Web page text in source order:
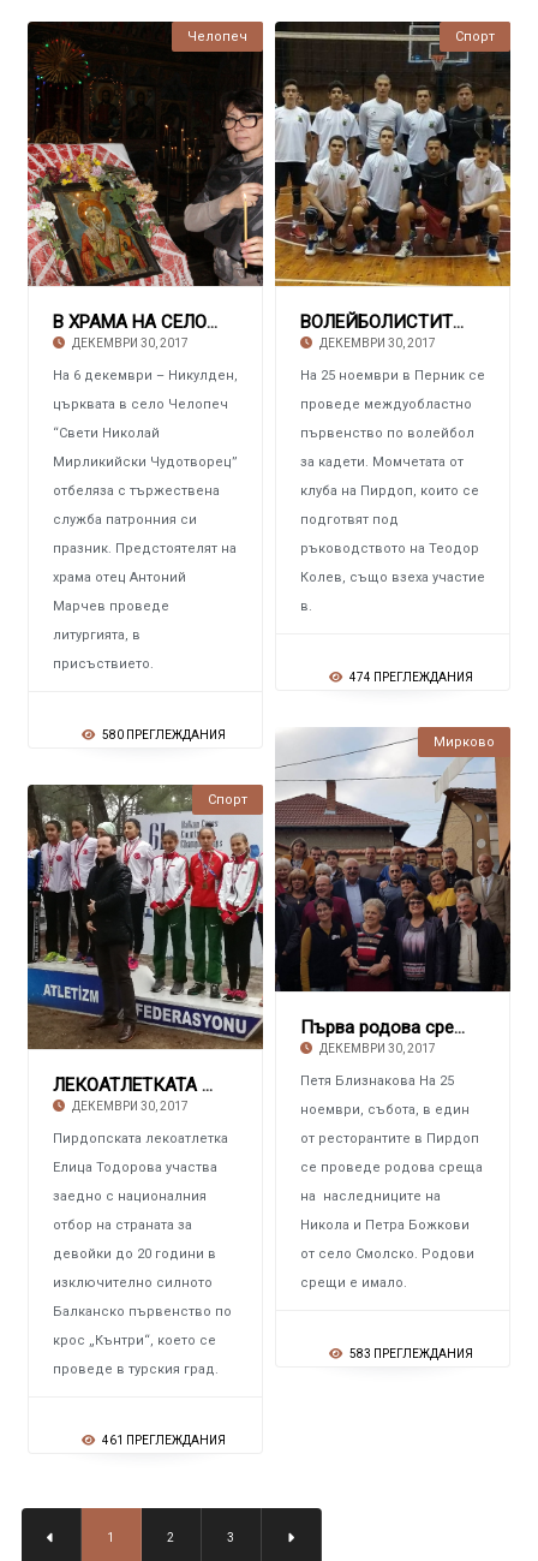
Челопеч
В ХРАМА НА СЕЛО ЧЕЛОПЕЧ Тържествена служба з
ДЕКЕМВРИ 30, 2017
На 6 декември – Никулден,
църквата в село Челопеч
“Свети Николай
Мирликийски Чудотворец”
отбеляза с тържествена
служба патронния си
празник. Предстоятелят на
храма отец Антоний
Марчев проведе
литургията, в
присъствието.
580 ПРЕГЛЕЖДАНИЯ
Спорт
ВОЛЕЙБОЛИСТИТЕ НА ПИРДОП ПРИ КАДЕТИТЕ Сред н
ДЕКЕМВРИ 30, 2017
На 25 ноември в Перник се
проведе междуобластно
първенство по волейбол
за кадети. Момчетата от
клуба на Пирдоп, които се
подготвят под
ръководството на Теодор
Колев, също взеха участие
в.
474 ПРЕГЛЕЖДАНИЯ
Мирково
Първа родова среща на Божковия род
ДЕКЕМВРИ 30, 2017
Петя Близнакова На 25
ноември, събота, в един
от ресторантите в Пирдоп
се проведе родова среща
на наследниците на
Никола и Петра Божкови
от село Смолско. Родови
срещи е имало.
583 ПРЕГЛЕЖДАНИЯ
Спорт
ЛЕКОАТЛЕТКАТА ЕЛИЦА ТОДОРОВА ОТ ПИРДОП Спече
ДЕКЕМВРИ 30, 2017
Пирдопската лекоатлетка
Елица Тодорова участва
заедно с националния
отбор на страната за
девойки до 20 години в
изключително силното
Балканско първенство по
крос „Кънтри“, което се
проведе в турския град.
461 ПРЕГЛЕЖДАНИЯ
1 2 3